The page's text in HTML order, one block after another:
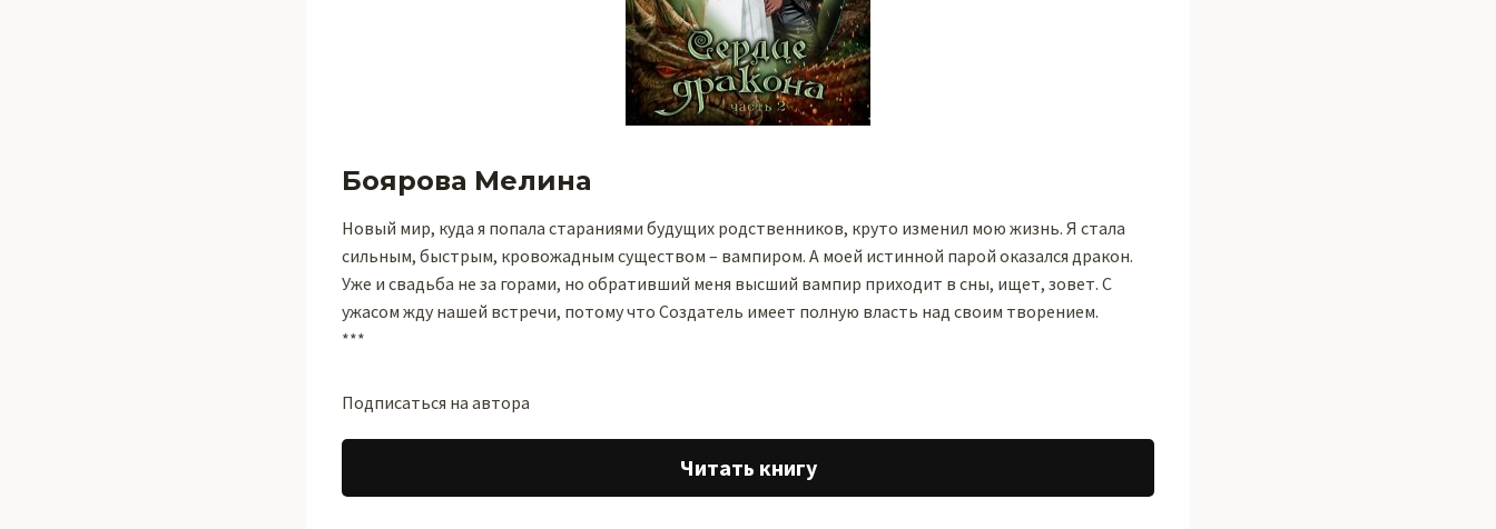
Боярова Мелина
Новый мир, куда я попала стараниями будущих родственников, круто изменил мою жизнь. Я стала
сильным, быстрым, кровожадным существом – вампиром. А моей истинной парой оказался дракон.
Уже и свадьба не за горами, но обративший меня высший вампир приходит в сны, ищет, зовет. С
ужасом жду нашей встречи, потому что Создатель имеет полную власть над своим творением.
***
Подписаться на автора
Читать книгу